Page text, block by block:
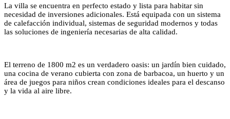
La villa se encuentra en perfecto estado y lista para habitar sin
necesidad de inversiones adicionales. Está equipada con un sistema
de calefacción individual, sistemas de seguridad modernos y todas
las soluciones de ingeniería necesarias de alta calidad.
El terreno de 1800 m2 es un verdadero oasis: un jardín bien cuidado,
una cocina de verano cubierta con zona de barbacoa, un huerto y un
área de juegos para niños crean condiciones ideales para el descanso
y la vida al aire libre.